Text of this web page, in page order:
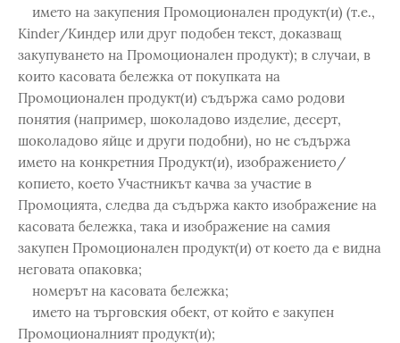
името на закупения Промоционален продукт(и) (т.е.,
Kinder/Киндер или друг подобен текст, доказващ
закупуването на Промоционален продукт); в случаи, в
които касовата бележка от покупката на
Промоционален продукт(и) съдържа само родови
понятия (например, шоколадово изделие, десерт,
шоколадово яйце и други подобни), но не съдържа
името на конкретния Продукт(и), изображението/
копието, което Участникът качва за участие в
Промоцията, следва да съдържа както изображение на
касовата бележка, така и изображение на самия
закупен Промоционален продукт(и) от което да е видна
неговата опаковка;
номерът на касовата бележка;
името на търговския обект, от който е закупен
Промоционалният продукт(и);